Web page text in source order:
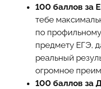
100 баллов за
тебе
по
предмету ЕГЭ,
реальный
огромное
100 баллов за